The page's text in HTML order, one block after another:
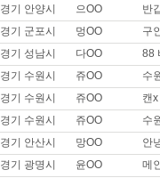
희망지역 : 서울 전지역 / 희망
제목 :트젠선희
이름 : 쇠OO
희망지역 : 서울 강서구 / 희망
제목 :매니저,실장급으로 구직
이름 :일OO
희망지역 : 부산 북구 / 희망급
제목 :부산이구~일자리구해욥
이름 :으OO
경기 안양시
으OO
반
경기 군포시
멍OO
구
경기 성남시
다OO
88
경기 수원시
쥬OO
수
경기 수원시
쥬OO
캔x
경기 수원시
쥬OO
수
경기 안산시
망OO
안
경기 광명시
윤OO
메